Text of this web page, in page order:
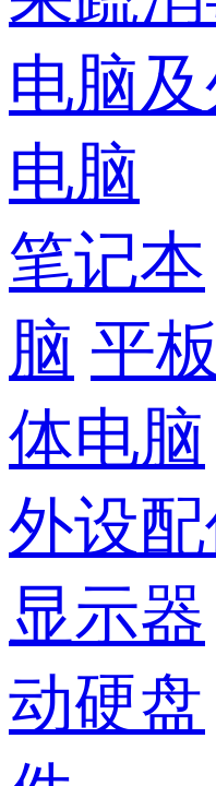
电脑
电脑
笔记本
脑 平
体电脑
外设
显示器
动硬盘